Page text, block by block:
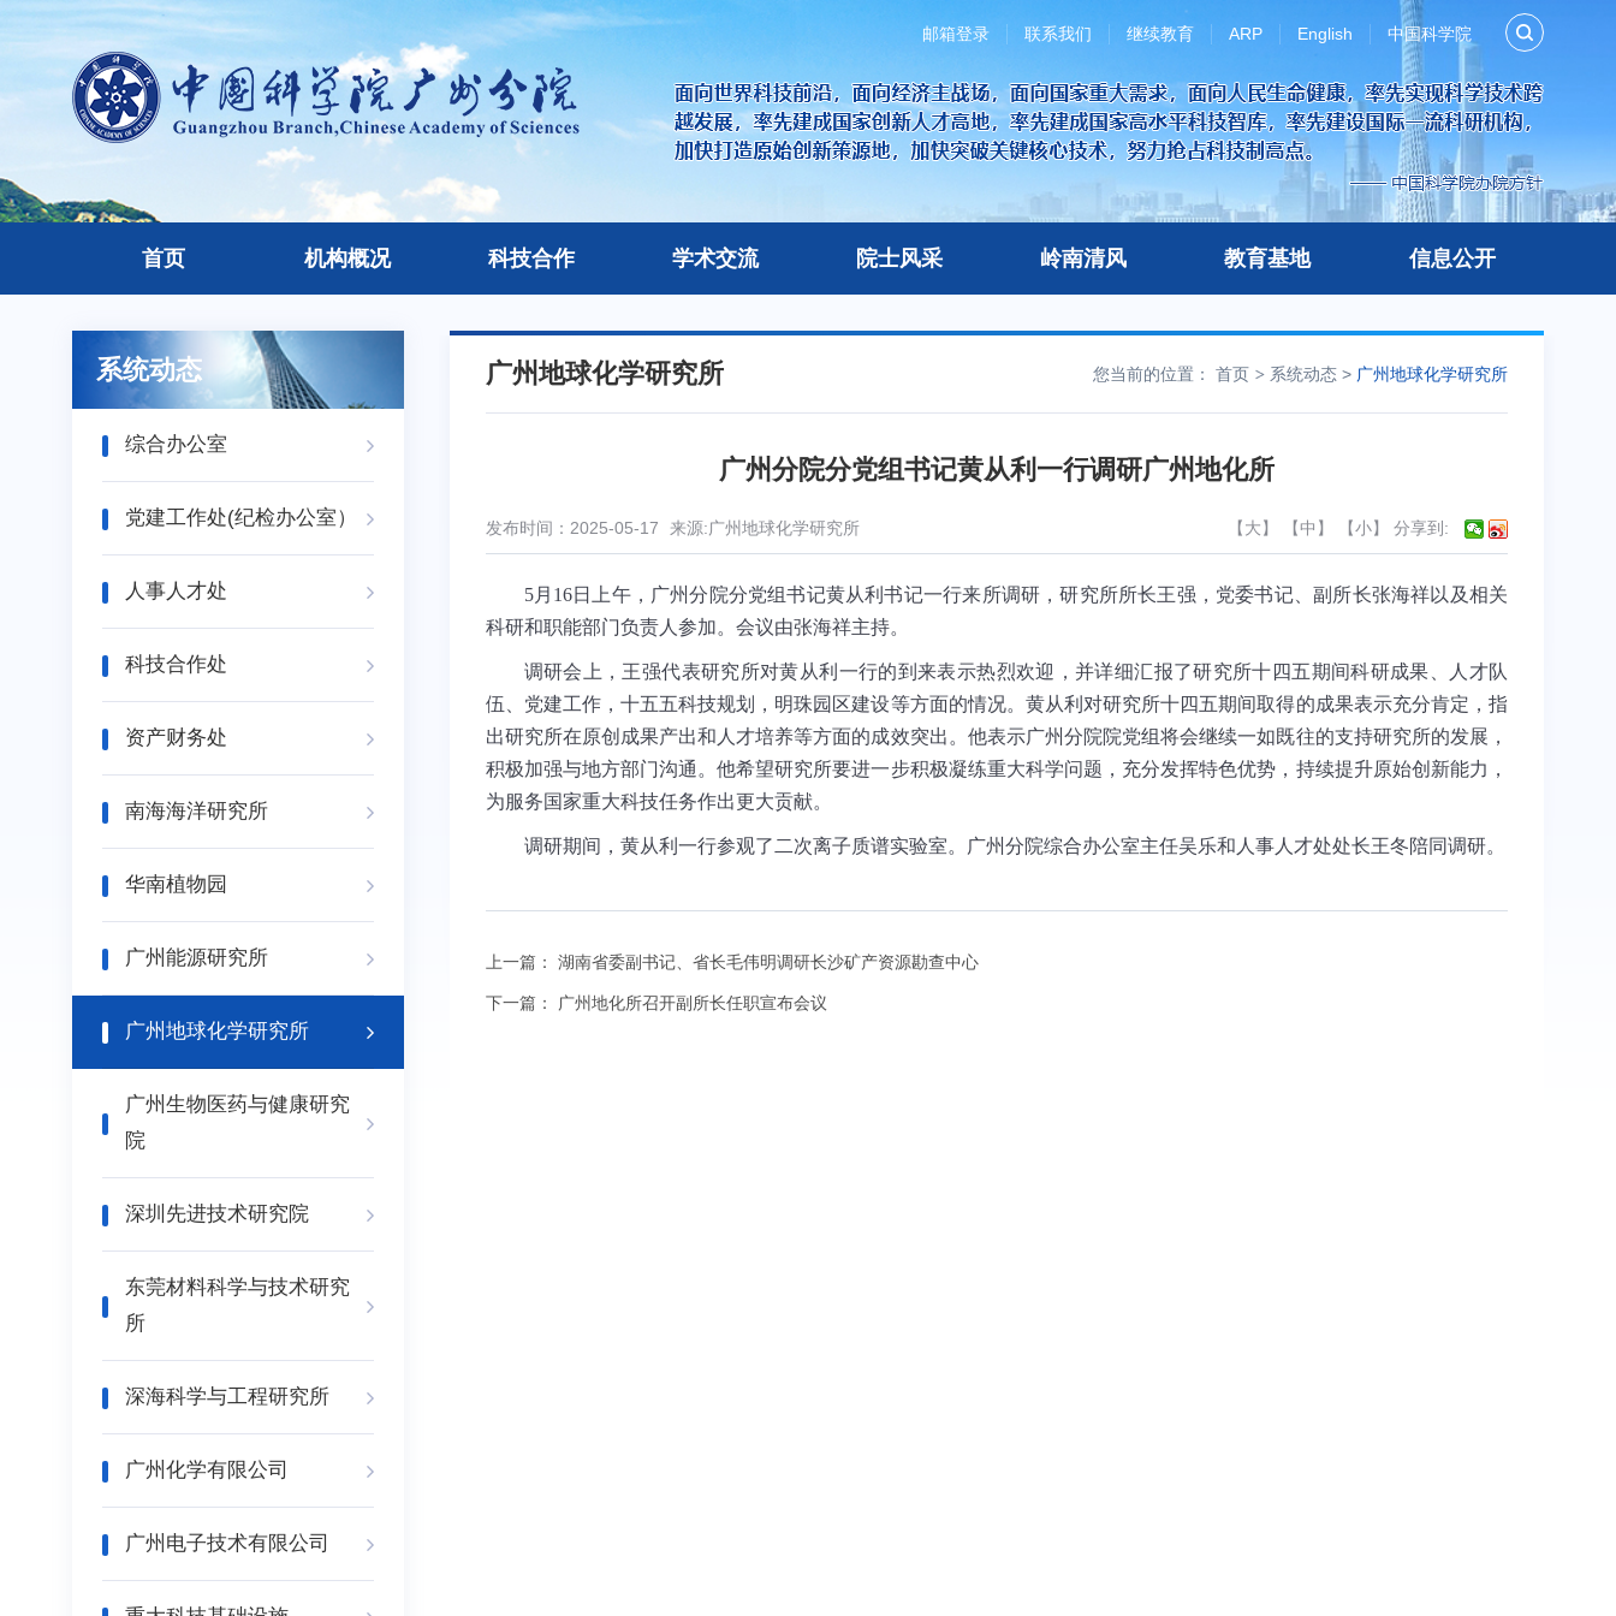
邮箱登录 联系我们 继续教育 ARP English 中国科学院
首页 机构概况 科技合作 学术交流 院士风采 岭南清风 教育基地 信息公开
系统动态
综合办公室
党建工作处(纪检办公室）
人事人才处
科技合作处
资产财务处
南海海洋研究所
华南植物园
广州能源研究所
广州地球化学研究所
广州生物医药与健康研究
院
深圳先进技术研究院
东莞材料科学与技术研究
所
深海科学与工程研究所
广州化学有限公司
广州电子技术有限公司
您当前的位置： 首页 系统动态 > 广州地球化学研究所
广州地球化学研究所
广州分院分党组书记黄从利一行调研广州地化所
发布时间：2025-05-17 来源:广州地球化学研究所 【大】 【中 】 【小】 分享到:
5月16日上午，广州分院分党组书记黄从利书记一行来所调研，研究所所长王强，党委书记、副所长张海祥以及相关
科研和职能部门负责人参加。会议由张海祥主持。
调研会上，王强代表研究所对黄从利一行的到来表示热烈欢迎，并详细汇报了研究所十四五期间科研成果、人才队
伍、党建工作，十五五科技规划，明珠园区建设等方面的情况。黄从利对研究所十四五期间取得的成果表示充分肯定，指
出研究所在原创成果产出和人才培养等方面的成效突出。他表示广州分院院党组将会继续一如既往的支持研究所的发展，
积极加强与地方部门沟通。他希望研究所要进一步积极凝练重大科学问题，充分发挥特色优势，持续提升原始创新能力，
为服务国家重大科技任务作出更大贡献。
调研期间，黄从利一行参观了二次离子质谱实验室。广州分院综合办公室主任吴乐和人事人才处处长王冬陪同调研。
上一篇： 湖南省委副书记、省长毛伟明调研长沙矿产资源勘查中心
下一篇： 广州地化所召开副所长任职宣布会议